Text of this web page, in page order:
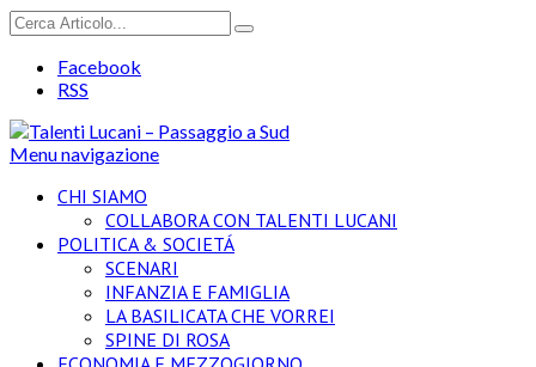
Facebook
RSS
Menu navigazione
CHI SIAMO
COLLABORA CON TALENTI LUCANI
POLITICA & SOCIETÁ
SCENARI
INFANZIA E FAMIGLIA
LA BASILICATA CHE VORREI
SPINE DI ROSA